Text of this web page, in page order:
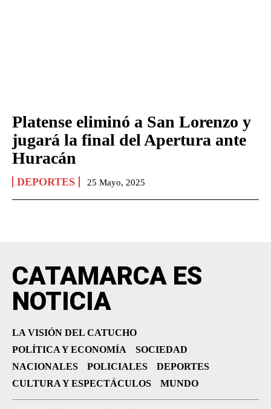
Platense eliminó a San Lorenzo y
jugará la final del Apertura ante
Huracán
DEPORTES 25 Mayo, 2025
CATAMARCA ES
NOTICIA
LA VISIÓN DEL CATUCHO
POLÍTICA Y ECONOMÍA
SOCIEDAD
NACIONALES
POLICIALES
DEPORTES
CULTURA Y ESPECTÁCULOS
MUNDO